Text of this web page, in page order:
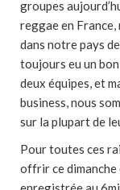
groupes
reggae en
dans notre pays
toujours eu un
deux équipes, et
business, nous
sur la plupart de
Pour toutes ces
offrir ce dimanche